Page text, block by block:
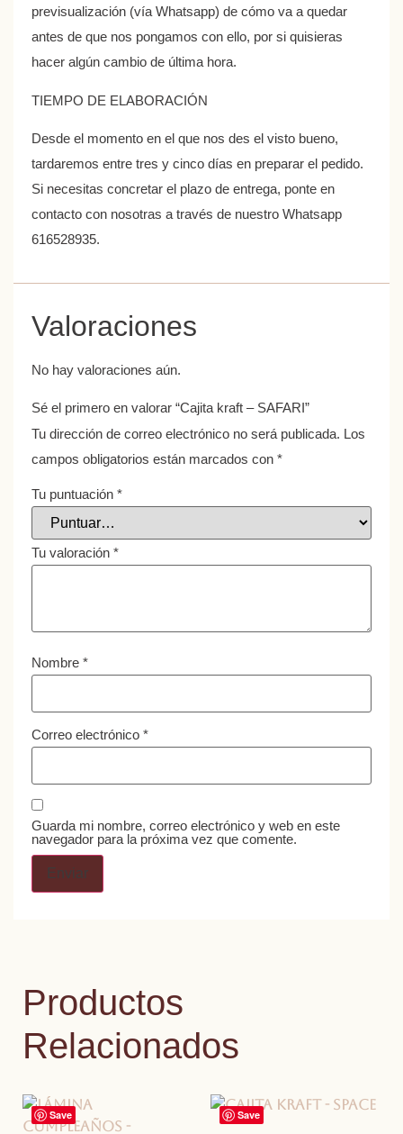
previsualización (vía Whatsapp) de cómo va a quedar
antes de que nos pongamos con ello, por si quisieras
hacer algún cambio de última hora.
TIEMPO DE ELABORACIÓN
Desde el momento en el que nos des el visto bueno,
tardaremos entre tres y cinco días en preparar el pedido.
Si necesitas concretar el plazo de entrega, ponte en
contacto con nosotras a través de nuestro Whatsapp
616528935.
Valoraciones
No hay valoraciones aún.
Sé el primero en valorar “Cajita kraft – SAFARI”
Tu dirección de correo electrónico no será publicada. Los
campos obligatorios están marcados con *
Tu puntuación *
Tu valoración *
Nombre *
Correo electrónico *
Guarda mi nombre, correo electrónico y web en este
navegador para la próxima vez que comente.
Productos
Relacionados
Save Save